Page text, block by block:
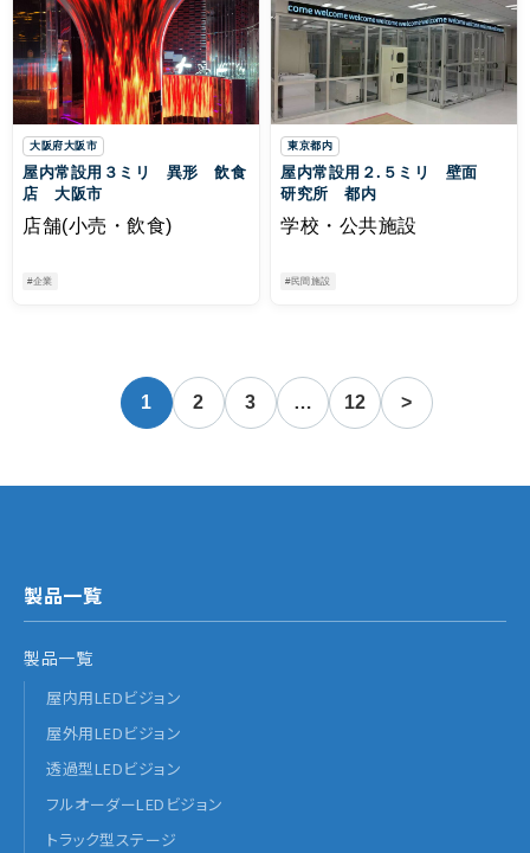
大阪府大阪市
屋内常設用３ミリ 異形 飲食
店 大阪市
店舗(小売・飲食)
#企業
東京都内
屋内常設用２.５ミリ 壁面
研究所 都内
学校・公共施設
#民間施設
1 2 3 … 12 >
製品一覧
製品一覧
屋内用LEDビジョン
屋外用LEDビジョン
透過型LEDビジョン
フルオーダーLEDビジョン
トラック型ステージ